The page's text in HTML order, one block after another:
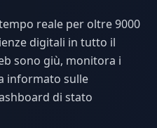
reale per oltre 9000
digitali in tutto il
sono giù, monitora i
informato sulle
di stato